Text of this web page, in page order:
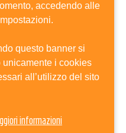
02.67385690
- C.F. 80116270150
Kentico CMS for ASP.Net
accedendo alle
questo banner si
unicamente i cookies
all’utilizzo del sito
informazioni